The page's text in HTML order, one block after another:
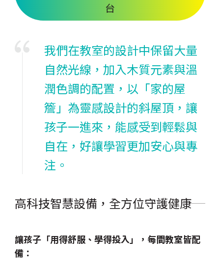
台
我們在教室的設計中保留大量
自然光線，加入木質元素與溫
潤色調的配置，以「家的屋
簷」為靈感設計的斜屋頂，讓
孩子一進來，能感受到輕鬆與
自在，好讓學習更加安心與專
注。
高科技智慧設備，全方位守護健康
讓孩子「用得舒服、學得投入」，每間教室皆配
備：